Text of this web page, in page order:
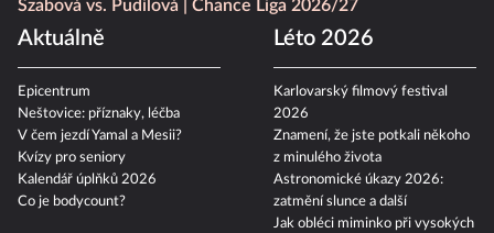
Szabová vs. Pudilová
Chance Liga 2026/27
Aktuálně
Epicentrum
Neštovice: příznaky, léčba
V čem jezdí Yamal a Mesii?
Kvízy pro seniory
Kalendář úplňků 2026
Co je bodycount?
Léto 2026
Karlovarský filmový festival
2026
Znamení, že jste potkali někoho
z minulého života
Astronomické úkazy 2026:
zatmění slunce a další
Jak obléci miminko při vysokých